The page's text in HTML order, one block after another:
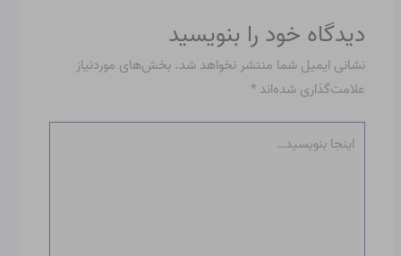
دیدگاه‌ خود را بنویسید
نشانی ایمیل شما منتشر نخواهد شد. بخش‌های موردنیاز
علامت‌گذاری شده‌اند*
بنویسید…